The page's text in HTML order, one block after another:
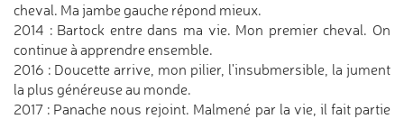
cheval. Ma jambe gauche répond mieux.
2014 : Bartock entre dans ma vie. Mon premier cheval. On
continue à apprendre ensemble.
2016 : Doucette arrive, mon pilier, l'insubmersible, la jument
la plus généreuse au monde.
2017 : Panache nous rejoint. Malmené par la vie, il fait partie